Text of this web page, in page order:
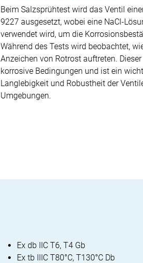
Beim Salzsprühtest wird das Ventil
9227 ausgesetzt, wobei eine NaCl-
verwendet wird, um die
Während des Tests wird beobachtet,
Anzeichen von Rotrost auftreten.
korrosive Bedingungen und ist ein
Langlebigkeit und Robustheit der
Umgebungen.
Ex db IIC T6, T4 Gb
Ex tb IIIC T80°C, T130°C Db